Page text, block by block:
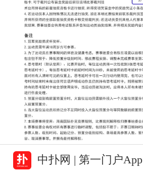
中扑网 | 第一门户App